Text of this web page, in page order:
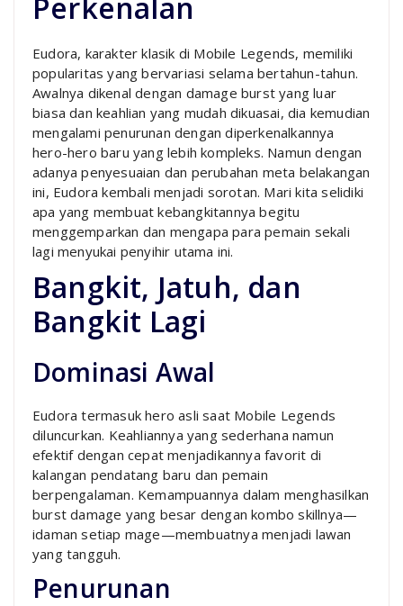
Eudora, karakter klasik di Mobile Legends, memiliki
popularitas yang bervariasi selama bertahun-tahun.
Awalnya dikenal dengan damage burst yang luar
biasa dan keahlian yang mudah dikuasai, dia kemudian
mengalami penurunan dengan diperkenalkannya
hero-hero baru yang lebih kompleks. Namun dengan
adanya penyesuaian dan perubahan meta belakangan
ini, Eudora kembali menjadi sorotan. Mari kita selidiki
apa yang membuat kebangkitannya begitu
menggemparkan dan mengapa para pemain sekali
lagi menyukai penyihir utama ini.
Bangkit, Jatuh, dan
Bangkit Lagi
Dominasi Awal
Eudora termasuk hero asli saat Mobile Legends
diluncurkan. Keahliannya yang sederhana namun
efektif dengan cepat menjadikannya favorit di
kalangan pendatang baru dan pemain
berpengalaman. Kemampuannya dalam menghasilkan
burst damage yang besar dengan kombo skillnya—
idaman setiap mage—membuatnya menjadi lawan
yang tangguh.
Penurunan